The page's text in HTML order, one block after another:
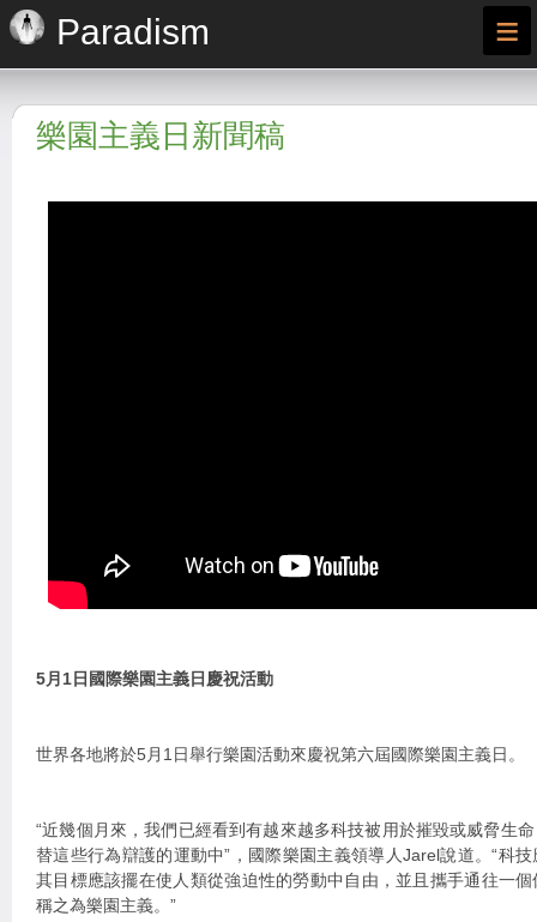
Paradism ≡
樂園主義日新聞稿
5月1日國際樂園主義日慶祝活動
世界各地將於5月1日舉行樂園活動來慶祝第六屆國際樂園主義日。
“近幾個月來，我們已經看到有越來越多科技被用於摧毀或威脅生
替這些行為辯護的運動中”，國際樂園主義領導人Jarel說道。“科
其目標應該擺在使人類從強迫性的勞動中自由，並且攜手通往一
稱之為樂園主義。”